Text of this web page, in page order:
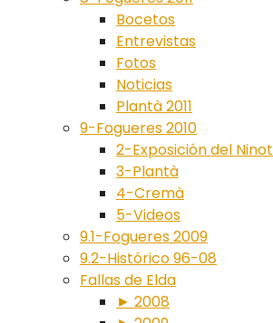
Bocetos
Entrevistas
Fotos
Noticias
Plantà 2011
9-Fogueres 2010
2-Exposición del Ninot
3-Plantà
4-Cremà
5-Videos
9.1-Fogueres 2009
9.2-Histórico 96-08
Fallas de Elda
► 2008